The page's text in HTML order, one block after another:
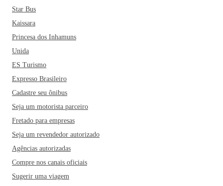
Star Bus
Kaissara
Princesa dos Inhamuns
Unida
ES Turismo
Expresso Brasileiro
Cadastre seu ônibus
Seja um motorista parceiro
Fretado para empresas
Seja um revendedor autorizado
Agências autorizadas
Compre nos canais oficiais
Sugerir uma viagem